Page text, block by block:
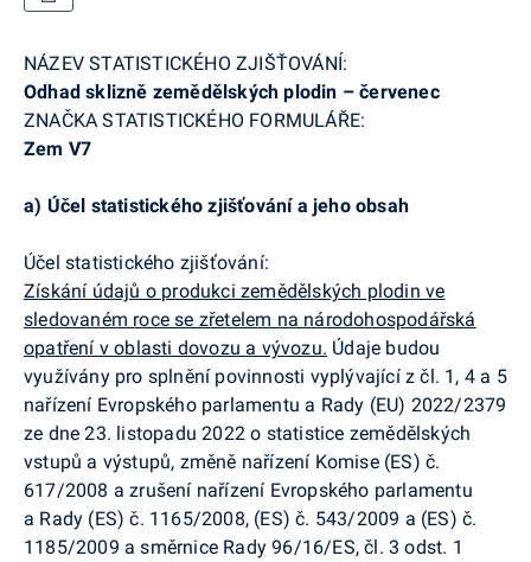
NÁZEV STATISTICKÉHO ZJIŠŤOVÁNÍ:
Odhad sklizně zemědělských plodin – červenec
ZNAČKA STATISTICKÉHO FORMULÁŘE:
Zem V7
a) Účel statistického zjišťování a jeho obsah
Účel statistického zjišťování:
Získání údajů o produkci zemědělských plodin ve
sledovaném roce se zřetelem na národohospodářská
opatření v oblasti dovozu a vývozu. Údaje budou
využívány pro splnění povinnosti vyplývající z čl. 1, 4 a 5
nařízení Evropského parlamentu a Rady (EU) 2022/2379
ze dne 23. listopadu 2022 o statistice zemědělských
vstupů a výstupů, změně nařízení Komise (ES) č.
617/2008 a zrušení nařízení Evropského parlamentu
a Rady (ES) č. 1165/2008, (ES) č. 543/2009 a (ES) č.
1185/2009 a směrnice Rady 96/16/ES, čl. 3 odst. 1